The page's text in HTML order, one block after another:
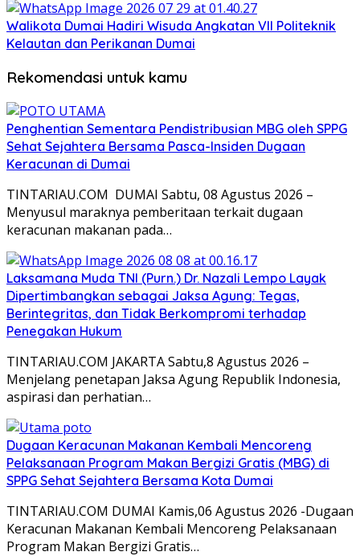
Walikota Dumai Hadiri Wisuda Angkatan VII Politeknik
Kelautan dan Perikanan Dumai
Rekomendasi untuk kamu
Penghentian Sementara Pendistribusian MBG oleh SPPG
Sehat Sejahtera Bersama Pasca-Insiden Dugaan
Keracunan di Dumai
TINTARIAU.COM DUMAI Sabtu, 08 Agustus 2026 –
Menyusul maraknya pemberitaan terkait dugaan
keracunan makanan pada…
Laksamana Muda TNI (Purn.) Dr. Nazali Lempo Layak
Dipertimbangkan sebagai Jaksa Agung: Tegas,
Berintegritas, dan Tidak Berkompromi terhadap
Penegakan Hukum
TINTARIAU.COM JAKARTA Sabtu,8 Agustus 2026 –
Menjelang penetapan Jaksa Agung Republik Indonesia,
aspirasi dan perhatian…
Dugaan Keracunan Makanan Kembali Mencoreng
Pelaksanaan Program Makan Bergizi Gratis (MBG) di
SPPG Sehat Sejahtera Bersama Kota Dumai
TINTARIAU.COM DUMAI Kamis,06 Agustus 2026 -Dugaan
Keracunan Makanan Kembali Mencoreng Pelaksanaan
Program Makan Bergizi Gratis…